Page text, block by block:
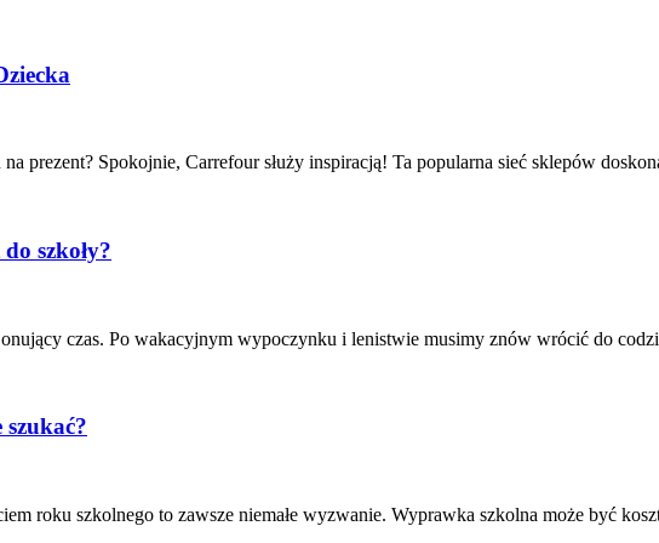
prezent? Spokojnie, Carrefour służy inspiracją! Ta popularna sieć sklepów
szkoły?
czas. Po wakacyjnym wypoczynku i lenistwie musimy znów wrócić do
roku szkolnego to zawsze niemałe wyzwanie. Wyprawka szkolna może być